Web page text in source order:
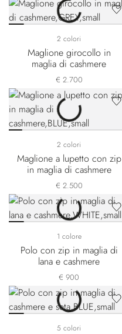
2 colori
Maglione girocollo in
maglia di cashmere
€ 2.700
2 colori
Maglione a lupetto con zip
in maglia di cashmere
€ 2.500
1 colore
Polo con zip in maglia di
lana e cashmere
€ 900
5 colori